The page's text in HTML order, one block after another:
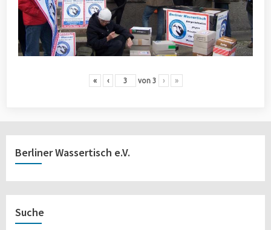
« ‹ von 3 › »
Berliner Wassertisch e.V.
Suche